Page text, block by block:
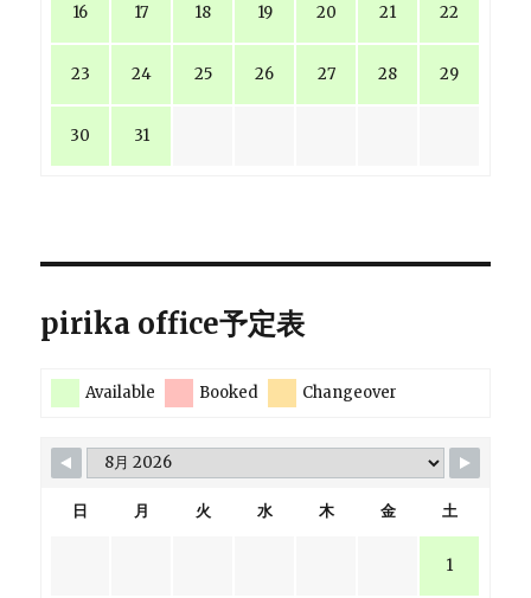
16 17 18 19 20 21 22
23 24 25 26 27 28 29
30 31
pirika office予定表
Available Booked Changeover
日 月 火 水 木 金 土
1